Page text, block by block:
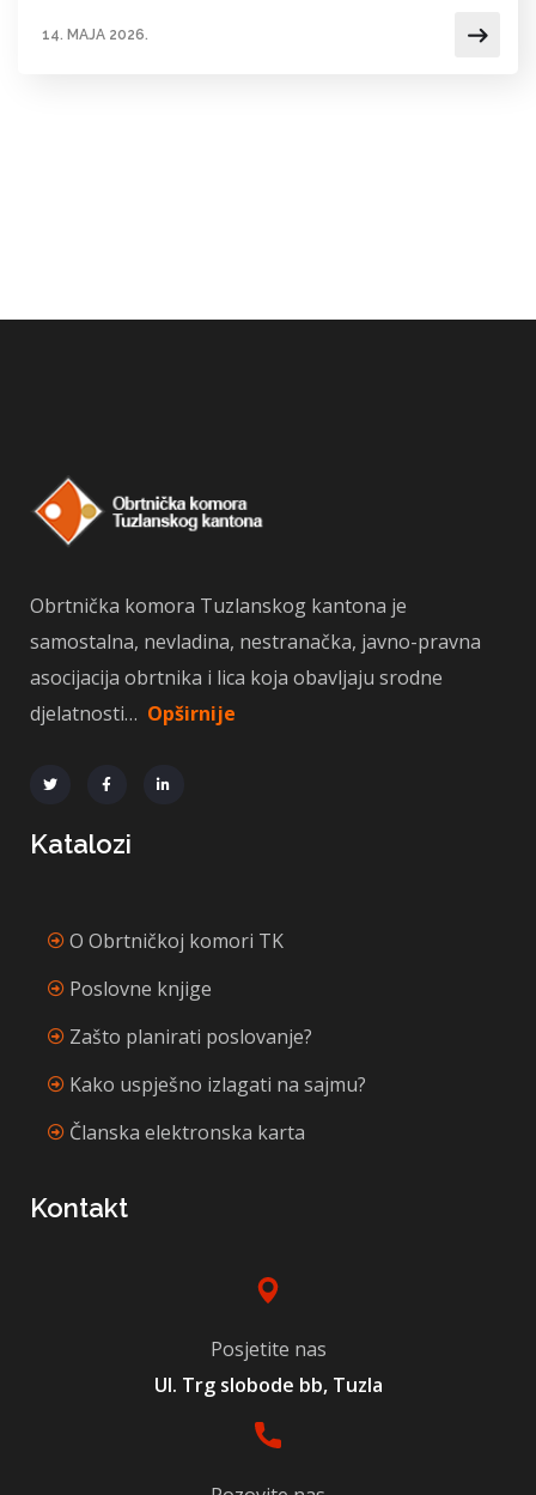
14. MAJA 2026.
Obrtnička komora Tuzlanskog kantona je
samostalna, nevladina, nestranačka, javno-pravna
asocijacija obrtnika i lica koja obavljaju srodne
djelatnosti… Opširnije
Katalozi
O Obrtničkoj komori TK
Poslovne knjige
Zašto planirati poslovanje?
Kako uspješno izlagati na sajmu?
Članska elektronska karta
Kontakt
Posjetite nas
Ul. Trg slobode bb, Tuzla